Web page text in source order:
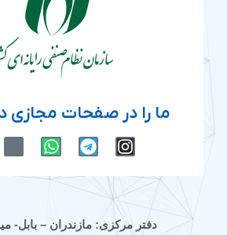
ما را در صفحات مجازی
n
t
a
g
r
e
e
a
h
t
p
c
-دفتر مرکزی: مازندران – بابل-